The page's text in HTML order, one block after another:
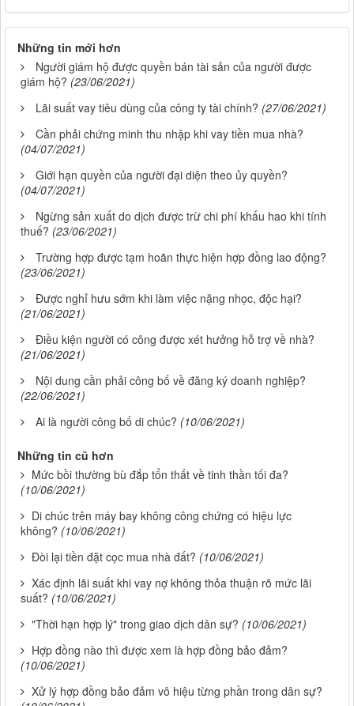
Những tin mới hơn
Người giám hộ được quyền bán tài sản của người được
giám hộ? (23/06/2021)
Lãi suất vay tiêu dùng của công ty tài chính? (27/06/2021)
Cần phải chứng minh thu nhập khi vay tiền mua nhà?
(04/07/2021)
Giới hạn quyền của người đại diện theo ủy quyền?
(04/07/2021)
Ngừng sản xuất do dịch được trừ chi phí khấu hao khi tính
thuế? (23/06/2021)
Trường hợp được tạm hoãn thực hiện hợp đồng lao động?
(23/06/2021)
Được nghỉ hưu sớm khi làm việc nặng nhọc, độc hại?
(21/06/2021)
Điều kiện người có công được xét hưởng hỗ trợ về nhà?
(21/06/2021)
Nội dung cần phải công bố về đăng ký doanh nghiệp?
(22/06/2021)
Ai là người công bố di chúc? (10/06/2021)
Những tin cũ hơn
Mức bồi thường bù đắp tổn thất về tinh thần tối đa?
(10/06/2021)
Di chúc trên máy bay không công chứng có hiệu lực
không? (10/06/2021)
Đòi lại tiền đặt cọc mua nhà đất? (10/06/2021)
Xác định lãi suất khi vay nợ không thỏa thuận rõ mức lãi
suất? (10/06/2021)
"Thời hạn hợp lý" trong giao dịch dân sự? (10/06/2021)
Hợp đồng nào thì được xem là hợp đồng bảo đảm?
(10/06/2021)
Xử lý hợp đồng bảo đảm vô hiệu từng phần trong dân sự?